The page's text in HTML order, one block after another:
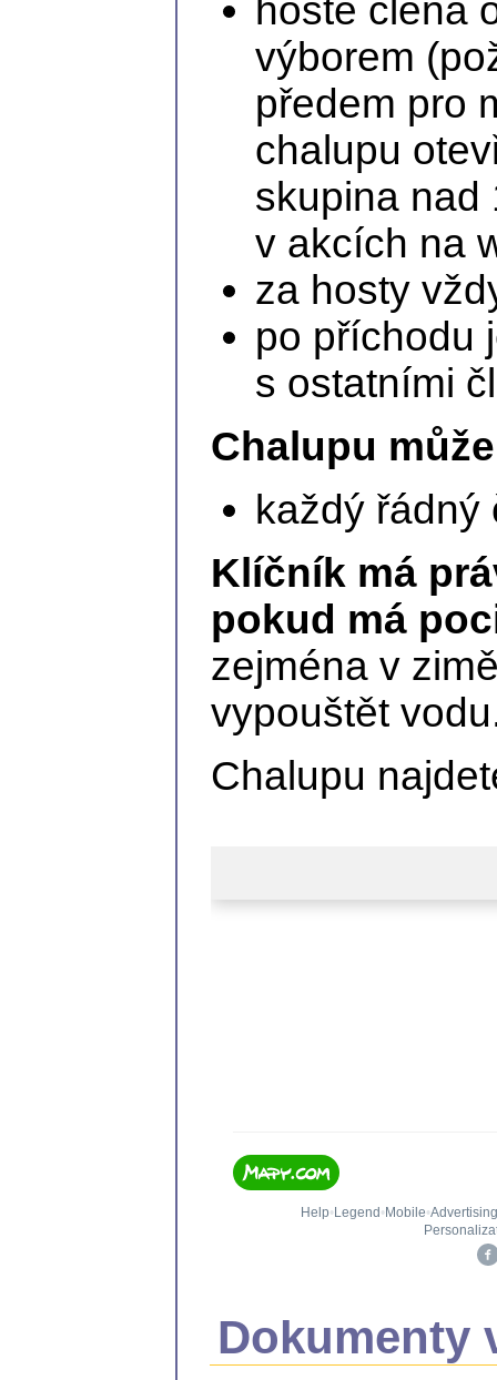
hosté člena
výborem
předem pro
chalupu
skupina nad
v akcích na
za hosty
po příchodu
s ostatními
Chalupu
každý řádný
Klíčník má
pokud má
zejména v
vypouštět
Chalupu
Dokumenty